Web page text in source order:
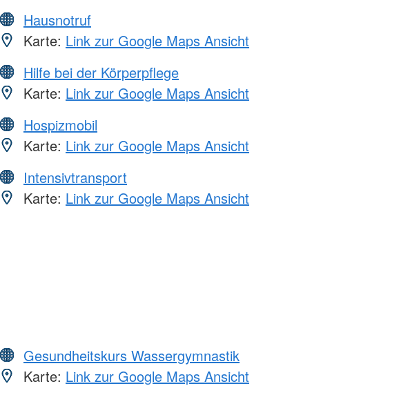
Hausnotruf
Karte: Link zur Google Maps Ansicht
Hilfe bei der Körperpflege
Karte: Link zur Google Maps Ansicht
Hospizmobil
Karte: Link zur Google Maps Ansicht
Intensivtransport
Karte: Link zur Google Maps Ansicht
Gesundheitskurs Wassergymnastik
Karte: Link zur Google Maps Ansicht